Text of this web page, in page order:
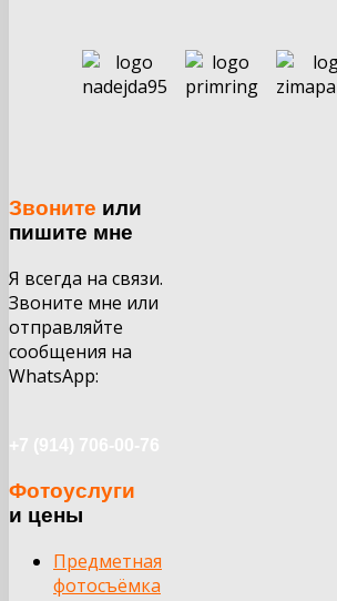
Звоните или
пишите мне
Я всегда на связи.
Звоните мне или
отправляйте
сообщения на
WhatsApp:
Фотоуслуги
и цены
Предметная
фотосъёмка